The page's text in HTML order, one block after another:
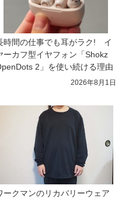
時間の仕事でも耳がラク!　イ
ーカフ型イヤフォン「Shokz
2」を使い続ける理由
2026年8月1日
ークマンのリカバリーウェア